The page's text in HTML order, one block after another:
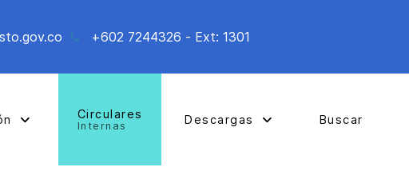
+602 7244326 - Ext: 1301
Circulares
Internas Descargas Buscar